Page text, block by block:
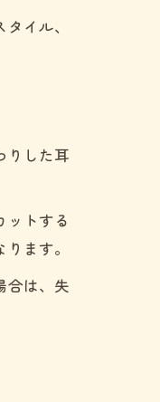
イル、
りした耳
トする
ます。
合は、失